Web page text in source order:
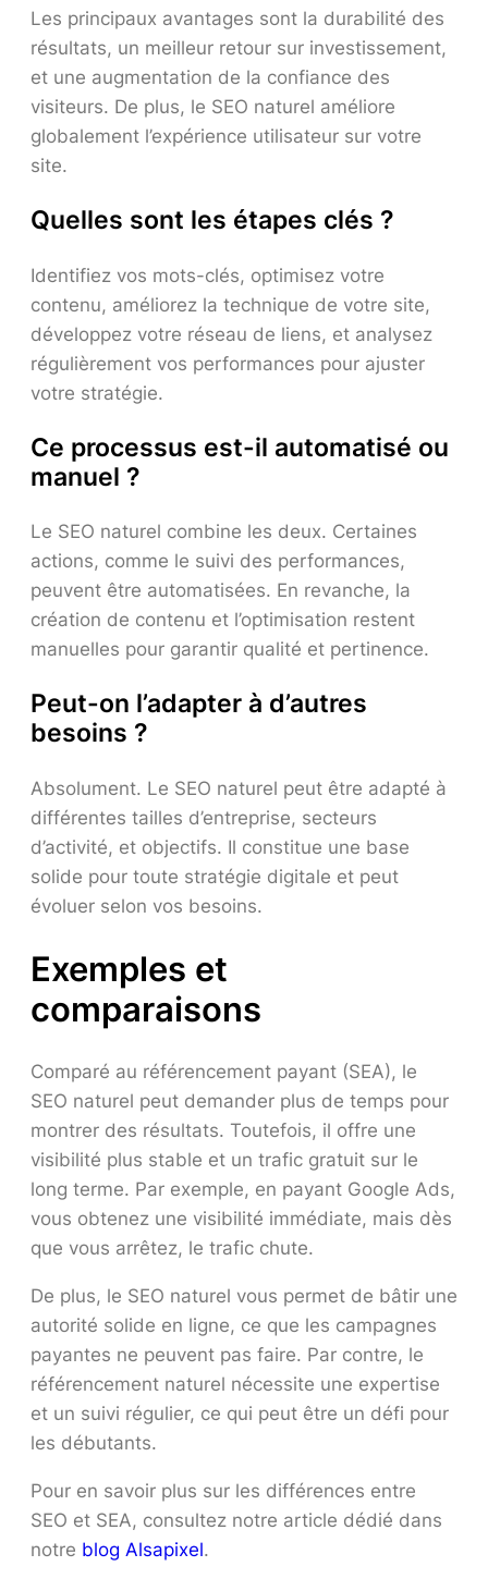
Les principaux avantages sont la durabilité des
résultats, un meilleur retour sur investissement,
et une augmentation de la confiance des
visiteurs. De plus, le SEO naturel améliore
globalement l’expérience utilisateur sur votre
site.
Quelles sont les étapes clés ?
Identifiez vos mots-clés, optimisez votre
contenu, améliorez la technique de votre site,
développez votre réseau de liens, et analysez
régulièrement vos performances pour ajuster
votre stratégie.
Ce processus est-il automatisé ou
manuel ?
Le SEO naturel combine les deux. Certaines
actions, comme le suivi des performances,
peuvent être automatisées. En revanche, la
création de contenu et l’optimisation restent
manuelles pour garantir qualité et pertinence.
Peut-on l’adapter à d’autres
besoins ?
Absolument. Le SEO naturel peut être adapté à
différentes tailles d’entreprise, secteurs
d’activité, et objectifs. Il constitue une base
solide pour toute stratégie digitale et peut
évoluer selon vos besoins.
Exemples et
comparaisons
Comparé au référencement payant (SEA), le
SEO naturel peut demander plus de temps pour
montrer des résultats. Toutefois, il offre une
visibilité plus stable et un trafic gratuit sur le
long terme. Par exemple, en payant Google Ads,
vous obtenez une visibilité immédiate, mais dès
que vous arrêtez, le trafic chute.
De plus, le SEO naturel vous permet de bâtir une
autorité solide en ligne, ce que les campagnes
payantes ne peuvent pas faire. Par contre, le
référencement naturel nécessite une expertise
et un suivi régulier, ce qui peut être un défi pour
les débutants.
Pour en savoir plus sur les différences entre
SEO et SEA, consultez notre article dédié dans
notre blog Alsapixel.